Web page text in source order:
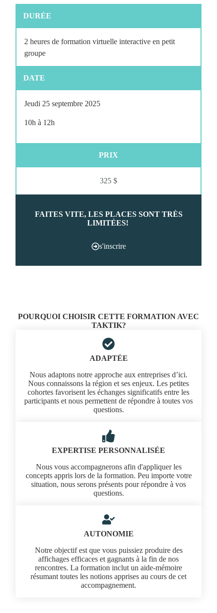
DURÉE
2 heures de formation virtuelle interactive en petit
groupe
DATE
Jeudi 25 septembre 2025
10h à 12h
PRIX
325 $
FAITES VITE, LES PLACES SONT TRÈS
LIMITÉES!
s'inscrire
POURQUOI CHOISIR CETTE FORMATION AVEC
TAKTIK?
ADAPTÉE
Nous adaptons notre approche aux entreprises d’ici.
Nous connaissons la région et ses enjeux. Les petites
cohortes favorisent les échanges significatifs entre les
participants et nous permettent de répondre à toutes vos
questions.
EXPERTISE PERSONNALISÉE
Nous vous accompagnerons afin d'appliquer les
concepts appris lors de la formation. Peu importe votre
situation, nous serons présents pour répondre à vos
questions.
AUTONOMIE
Notre objectif est que vous puissiez produire des
affichages efficaces et gagnants à la fin de nos
rencontres. La formation inclut un aide-mémoire
résumant toutes les notions apprises au cours de cet
accompagnement.